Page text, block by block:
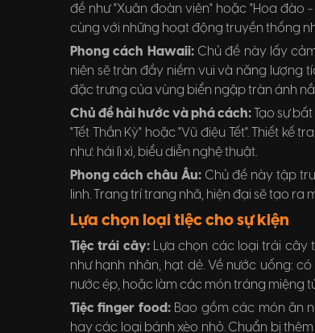
đề như "Xuân đoàn viên" hoặc "Hoa đào
cùng với những hoạt động truyền thống
Phong cách Hawaii:Chủ đề này lấy
niên sẽ tràn đầy niềm vui và năng lượng
đặc trưng của vùng biển ngập tràn ánh
Chủ đề hài hước và phá cách: Tạo sự
"Tết Thần Kỳ" hoặc "Vũ điệu Tết". Thiết
như: hái lì xì, biểu diễn nghệ thuật.
Phong cách châu Âu: Chủ đề này tập
linh. Trang trí trang nhã, hiện đại sẽ tạo
Lựa chọn loại tiệc cho sự kiện
Tiệc trái cây:Lựa chọn các loại trái cây
như hạnh nhân, hạt dẻ. Về nước uống:
nước ép, hoặc làm các món tráng miệng
Tiệc finger food: Bao gồm các món ăn
hay các loại bánh xèo nhỏ. Chuẩn bị